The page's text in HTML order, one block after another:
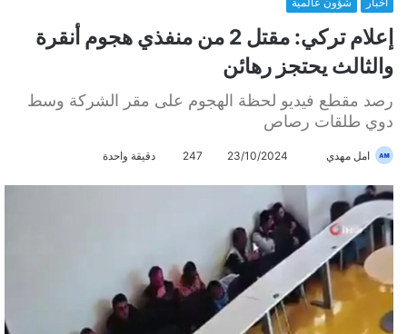
إعلام تركي: مقتل 2 من منفذي هجوم أنقرة
والثالث يحتجز رهائن
رصد مقطع فيديو لحظة الهجوم على مقر الشركة وسط
دوي طلقات رصاص
امل مهدي
س
ل
ب
ي
د
23/10/2024
247 دقيقة واحدة